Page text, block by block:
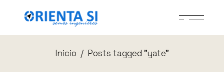
Inicio Posts tagged "yate"